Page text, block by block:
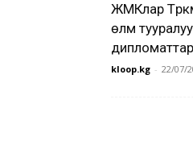
ЖМКлар
өлүмү
kloop.kg - 22/07/